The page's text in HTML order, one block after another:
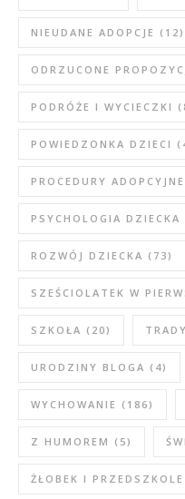
NIEUDANE ADOPCJE (12)
ODRZUCONE
PODRÓŻE I WYCIECZKI
POWIEDZONKA DZIECI
PROCEDURY ADOPCYJNE
PSYCHOLOGIA DZIECKA
ROZWÓJ DZIECKA (73)
SZEŚCIOLATEK W
SZKOŁA (20)
URODZINY BLOGA (4)
WYCHOWANIE (186)
Z HUMOREM (5)
ŻŁOBEK I PRZEDSZKOLE